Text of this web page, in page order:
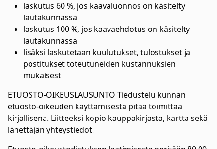
laskutus 60 %, jos kaavaluonnos on käsitelty
lautakunnassa
laskutus 100 %, jos kaavaehdotus on käsitelty
lautakunnassa
lisäksi laskutetaan kuulutukset, tulostukset ja
postitukset toteutuneiden kustannuksien
mukaisesti
ETUOSTO-OIKEUSLAUSUNTO Tiedustelu kunnan
etuosto-oikeuden käyttämisestä pitää toimittaa
kirjallisena. Liitteeksi kopio kauppakirjasta, kartta sekä
lähettäjän yhteystiedot.